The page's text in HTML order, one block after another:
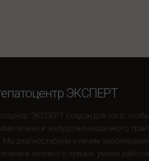
ЭКСПЕРТ
ЭКСПЕРТ создан для того,
печени и желудочно-кишечного
Мы диагностируем и лечим
и желчного пузыря, умеем